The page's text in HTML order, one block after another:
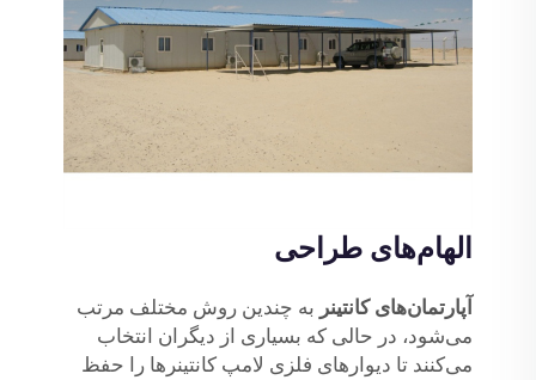
الهام‌های طراحی
آپارتمان‌های کانتینر به چندین روش مختلف مرتب
می‌شود، در حالی که بسیاری از دیگران انتخاب
می‌کنند تا دیوارهای فلزی لامپ کانتینرها را حفظ